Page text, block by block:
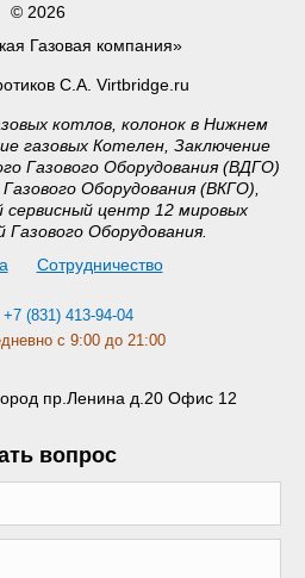
© 2026
Газовая компания»
С.А. Virtbridge.ru
котлов, колонок в Нижнем
газовых Котелен, Заключение
Газового Оборудования (ВДГО)
Оборудования (ВКГО),
центр 12 мировых
Газового Оборудования.
Сотрудничество
+7 (831) 413-94-04
с 9:00 до 21:00
пр.Ленина д.20 Офис 12
вопрос